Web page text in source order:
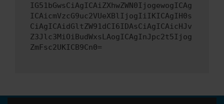
IG51bGwsCiAgICAiZXhwZWN0IjogewogICAg
ICAicmVzcG9uc2VUeXBlIjogIiIKICAgIH0s
CiAgICAidGltZW91dCI6IDAsCiAgICAicHJv
Z3Jlc3MiOiBudWxsLAogICAgInJpc2t5Ijog
ZmFsc2UKICB9Cn0=